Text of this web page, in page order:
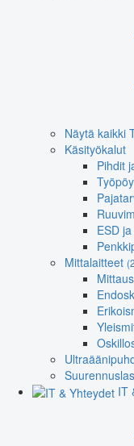
Näytä kaikki
Käsityökalut
Pihdit
ESD
Mittalaitteet
IT